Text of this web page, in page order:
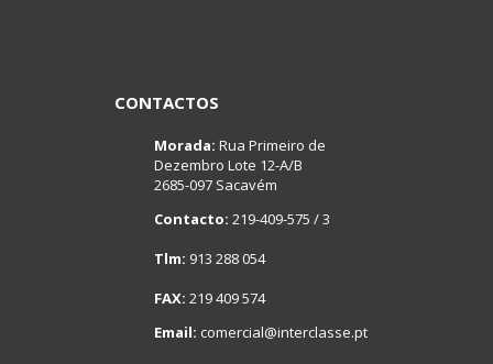
CONTACTOS
Morada: Rua Primeiro de
Dezembro Lote 12-A/B
2685-097 Sacavém
Contacto: 219-409-575 / 3
Tlm: 913 288 054
FAX: 219 409 574
Email: comercial@interclasse.pt